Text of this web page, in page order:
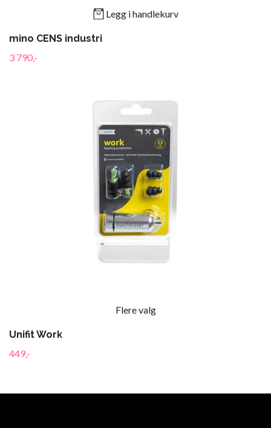
Legg i handlekurv
mino CENS industri
3 790,-
Flere valg
Unifit Work
449,-